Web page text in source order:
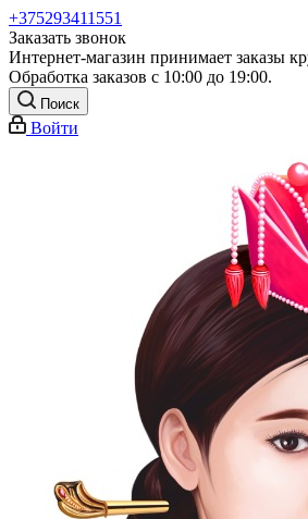
+375293411551
Заказать звонок
Интернет-магазин принимает заказы
Обработка заказов с 10:00 до 19:00.
Поиск
Войти